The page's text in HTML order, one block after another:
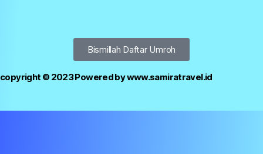
Bismillah Daftar Umroh
copyright © 2023 Powered by www.samiratravel.id